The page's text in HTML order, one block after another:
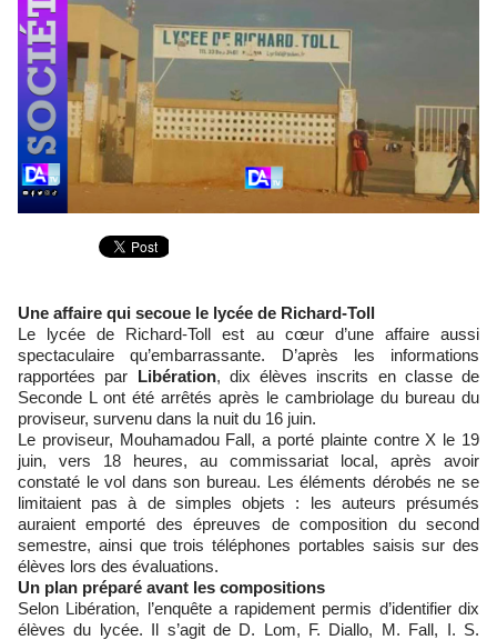
Une affaire qui secoue le lycée de Richard-Toll
Le lycée de Richard-Toll est au cœur d’une affaire aussi
spectaculaire qu’embarrassante. D’après les informations
rapportées par Libération, dix élèves inscrits en classe de
Seconde L ont été arrêtés après le cambriolage du bureau du
proviseur, survenu dans la nuit du 16 juin.
Le proviseur, Mouhamadou Fall, a porté plainte contre X le 19
juin, vers 18 heures, au commissariat local, après avoir
constaté le vol dans son bureau. Les éléments dérobés ne se
limitaient pas à de simples objets : les auteurs présumés
auraient emporté des épreuves de composition du second
semestre, ainsi que trois téléphones portables saisis sur des
élèves lors des évaluations.
Un plan préparé avant les compositions
Selon Libération, l’enquête a rapidement permis d’identifier dix
élèves du lycée. Il s’agit de D. Lom, F. Diallo, M. Fall, I. S.